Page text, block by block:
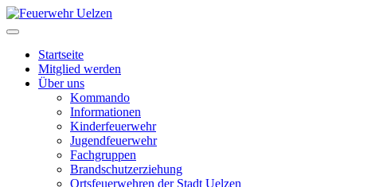
Startseite
Mitglied werden
Über uns
Kommando
Informationen
Kinderfeuerwehr
Jugendfeuerwehr
Fachgruppen
Brandschutzerziehung
Ortsfeuerwehren der Stadt Uelzen